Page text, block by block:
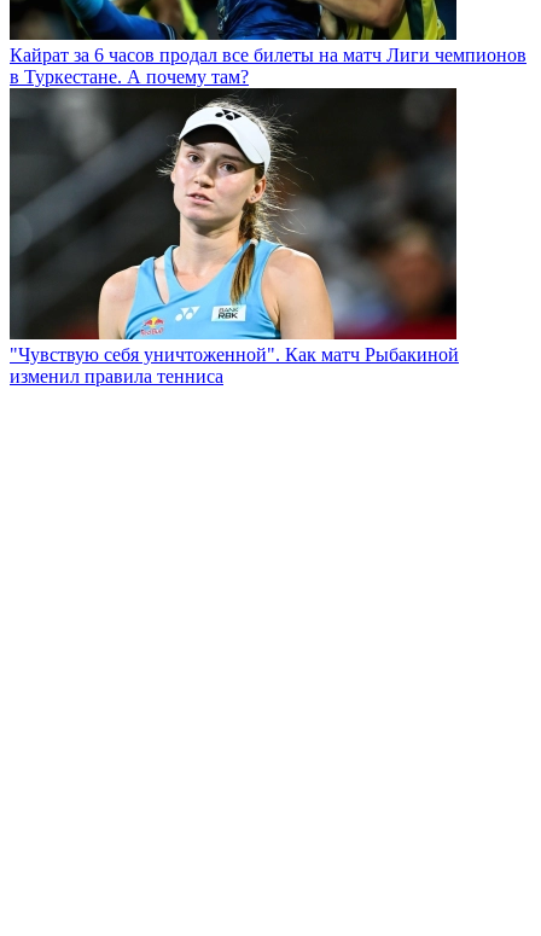
Кайрат за 6 часов продал все билеты на матч Лиги чемпионов
в Туркестане. А почему там?
"Чувствую себя уничтоженной". Как матч Рыбакиной
изменил правила тенниса